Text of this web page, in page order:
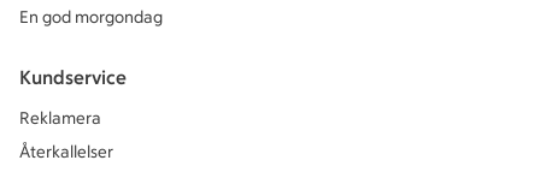
En god morgondag
Kundservice
Reklamera
Återkallelser